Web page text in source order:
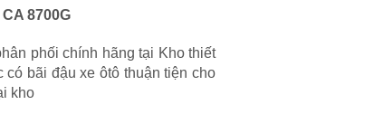
8700G
phối chính hãng tại Kho thiết
bãi đậu xe ôtô thuận tiện cho
kho